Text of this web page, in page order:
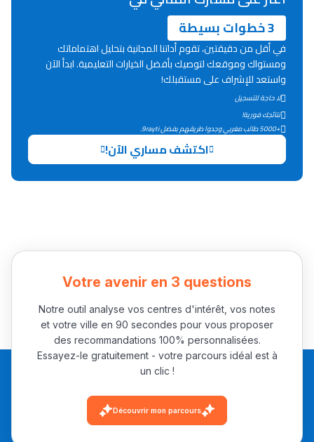
Collège au Maroc
+ de 78 Sujets
+ de 89 Interviews/Vidéos
3 خطوات بسيطة
في أقل من دقيقتين، تقوم أداتنا المجانية بتحليل اهتماماتك
ومستواك وموقعك لتوصيك بأفضل الخيارات التعليمية. ابدأ الآن
واستعد للإشراف على مستقبلك!
لا حاجة للتسجيل
نتائجك فورية!
+5000 طالب مغربي وجدوا طريقهم بفضل 9rayti.
اكتشف مساري الآن!
Votre avenir en 3 questions
Notre outil analyse vos centres d'intérêt, vos notes
et votre ville en 90 secondes pour vous proposer
des recommandations 100% personnalisées.
Essayez-le gratuitement - votre parcours idéal est à
un clic !
Découvrir mon parcours